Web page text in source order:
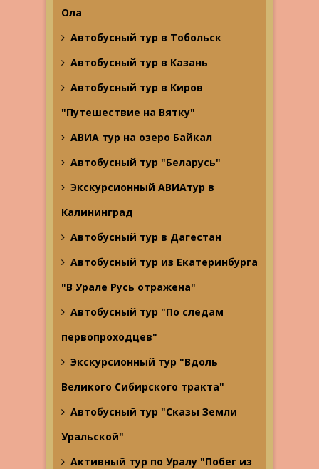
Ола
Автобусный тур в Тобольск
Автобусный тур в Казань
Автобусный тур в Киров
"Путешествие на Вятку"
АВИА тур на озеро Байкал
Автобусный тур "Беларусь"
Экскурсионный АВИАтур в
Калининград
Автобусный тур в Дагестан
Автобусный тур из Екатеринбурга
"В Урале Русь отражена"
Автобусный тур "По следам
первопроходцев"
Экскурсионный тур "Вдоль
Великого Сибирского тракта"
Автобусный тур "Сказы Земли
Уральской"
Активный тур по Уралу "Побег из